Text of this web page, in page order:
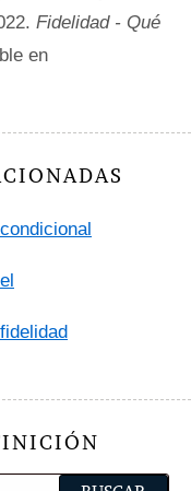
Fidelidad - Qué
en